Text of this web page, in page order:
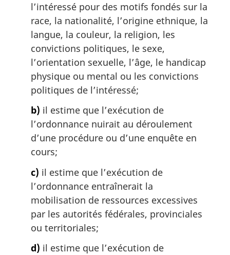
l’intéressé pour des motifs fondés sur la
race, la nationalité, l’origine ethnique, la
langue, la couleur, la religion, les
convictions politiques, le sexe,
l’orientation sexuelle, l’âge, le handicap
physique ou mental ou les convictions
politiques de l’intéressé;
b) il estime que l’exécution de
l’ordonnance nuirait au déroulement
d’une procédure ou d’une enquête en
cours;
c) il estime que l’exécution de
l’ordonnance entraînerait la
mobilisation de ressources excessives
par les autorités fédérales, provinciales
ou territoriales;
d) il estime que l’exécution de